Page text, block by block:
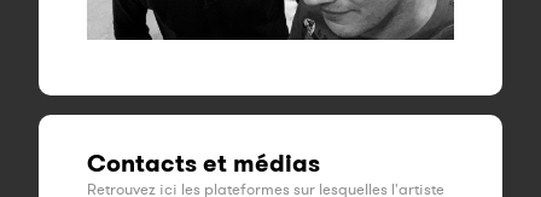
Contacts et médias
Retrouvez ici les plateformes sur lesquelles l'artiste